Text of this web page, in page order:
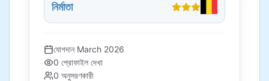
নির্মাতা
যোগদান March 2026
0 প্রোফাইল দেখা
0 অনুসরণকারী